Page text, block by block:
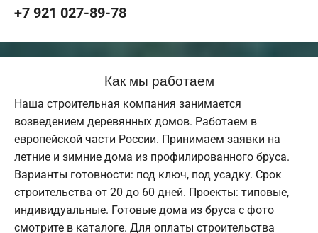
+7 921 027-89-78
Как мы работаем
Наша строительная компания занимается
возведением деревянных домов. Работаем в
европейской части России. Принимаем заявки на
летние и зимние дома из профилированного бруса.
Варианты готовности: под ключ, под усадку. Срок
строительства от 20 до 60 дней. Проекты: типовые,
индивидуальные. Готовые дома из бруса с фото
смотрите в каталоге. Для оплаты строительства